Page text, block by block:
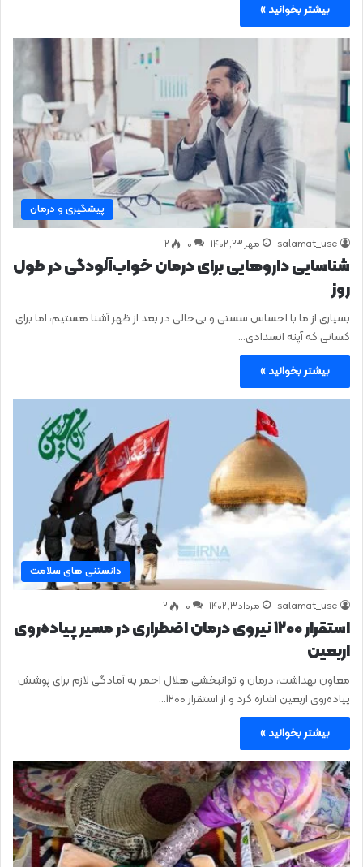
بیشتر بخوانید »
پیشگیری و درمان
salamat_use مهر ۲۳, ۱۴۰۲ 0 ۲
شناسایی داروهایی برای درمان خواب‌آلودگی در طول
روز
بسیاری از ما با احساس سستی و بی‌حالی در بعد از ظهر آشنا هستیم، اما برای
کسانی که آپنه انسدادی…
بیشتر بخوانید »
دانستنی های سلامت
salamat_use مرداد ۳, ۱۴۰۲ 0 ۲
استقرار ۱۲۰۰ نیروی درمان اضطراری در مسیر پیاده‌روی
اربعین
معاون بهداشت، درمان و توانبخشی هلال‌ احمر به آمادگی لازم برای پوشش
پیاده‌روی اربعین اشاره کرد و از استقرار ۱۲۰۰…
بیشتر بخوانید »